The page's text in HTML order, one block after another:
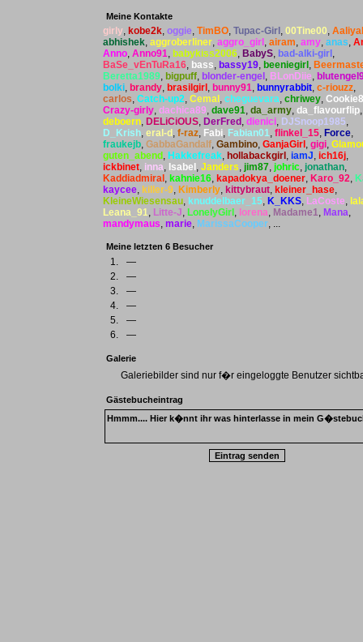
Meine Kontakte
girly, kobe2k, oggie, TimBO, Tupac-Girl , 00Tine00,
abhishek, aggroberliner, aggro_girl , airam, amy, anas,
Anno, Anno91, babykiss2006, BabyS, bad-alki-girl ,
BaSe_vEnTuRa16, bass, bassy19, beeniegirl ,
Beretta1989, bigpuff, blonder-engel , BLonDiie,
bolki, brandy, brasilgirl , bunny91, bunnyrabbit, c-riouzz,
carlos, Catch-up2, Cemal , cheguevara, chriwey,
Crazy-girly, dachica89, dave91, da_army, da_flavourflip,
deboern, DELiCiOUS, DerFred , dienici, DJSnoop1985,
D_Krish, eral-d , f-raz, Fabi, Fabian01, flinkel_15, Force,
fraukejb, GabbaGandalf, Gambino, GanjaGirl , gigi,
guten_abend , Hakkefreak, hollabackgirl , iamJ, ich16j,
ickbinet, inna, Isabel , Janders, jim87, johric, jonathan,
Kaddiadmiral , kahnie16, kapadokya_doener, Karo_92,
kaycee, killer-9, Kimberly, kittybraut, kleiner_hase,
KleineWiesensau, knuddelbaer_15, K_KKS, LaCoste,
Leana_91, Litte-J, LonelyGirl , lorena, Madame1, Mana,
mandymaus, marie, MarissaCooper, ...
Meine letzten 6 Besucher
1.
—
2.
—
3.
—
4.
—
5.
—
6.
—
Galerie
Galeriebilder sind nur f�r eingeloggte Benutzer
Gästebucheintrag